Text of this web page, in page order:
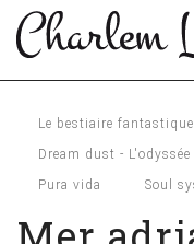
Le bestiaire fantastique
Dream dust - L'odyssée
Pura vida
Soul